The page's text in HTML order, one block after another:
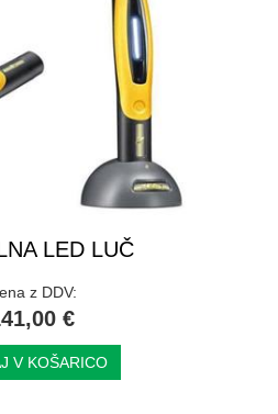
LED LUČ
z DDV:
€
V KOŠARICO